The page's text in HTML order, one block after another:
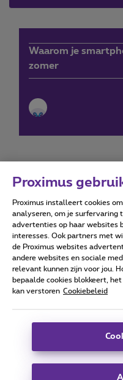
Waarom je
zomer
Forumvoorwaarden
Alle rechten voorbehouden.
Algemene voorwaarden,
Deze website is gecreëerd
Koning Albert II-laan 27 -
Proximus
Proximus installeert cookies
analyseren, om je surfervaring
advertenties op haar websites
interesses. Ook partners met
de Proximus websites
andere websites en sociale
relevant kunnen zijn voor jou.
bepaalde cookies blokkeert,
kan verstoren Cookiebeleid